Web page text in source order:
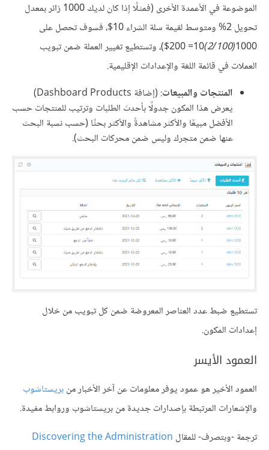
الموضوعة في الأعمدة الأخرى (فمثلًا إذا كان لديك 1000 زائر بمعدل
تحويل 2% ومتوسط لقيمة سلة الشراء 10$، فسوف تحصل على
1000
(2/100)
10= 200$)، وتستطيع تغيير العملة ضمن تبويب
العملات في قائمة اللغة والإعدادات الإقليمية.
المنتجات والمبيعات
: (إضافة Dashboard Products)
يعرض هذا المكون جدولًا بأحدث الطلبات وترتيب للمنتجات حسب
الأفضل مبيعًا والأكثر مشاهدةً والأكثر بحثًا (حسب نسبة البحث
عنها ضمن متجرك وليس ضمن محركات البحث).
تستطيع ضبط عدد العناصر المعروضة ضمن كل تبويب من خلال
إعدادات المكون.
العمود الأيسر
العمود الأخير هو عمود يوفر معلومات عن آخر الأخبار منبريستاشوب
والإشعارات المرتبطة بإصدارات جديدة من بريستاشوب وروابط مفيدة.
ترجمة -وبتصرف- للمقال Discovering the Administration